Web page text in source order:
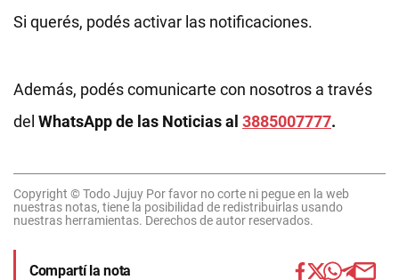
Si querés, podés activar las notificaciones.
Además, podés comunicarte con nosotros a través
del WhatsApp de las Noticias al 3885007777.
Copyright © Todo Jujuy Por favor no corte ni pegue en la web
nuestras notas, tiene la posibilidad de redistribuirlas usando
nuestras herramientas. Derechos de autor reservados.
Compartí la nota